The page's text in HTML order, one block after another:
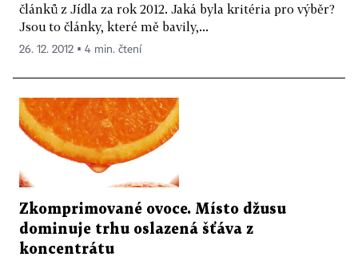
článků z Jídla za rok 2012. Jaká byla kritéria pro výběr?
Jsou to články, které mě bavily,...
26. 12. 2012 ▪ 4 min. čtení
Zkomprimované ovoce. Místo džusu
dominuje trhu oslazená šťáva z
koncentrátu